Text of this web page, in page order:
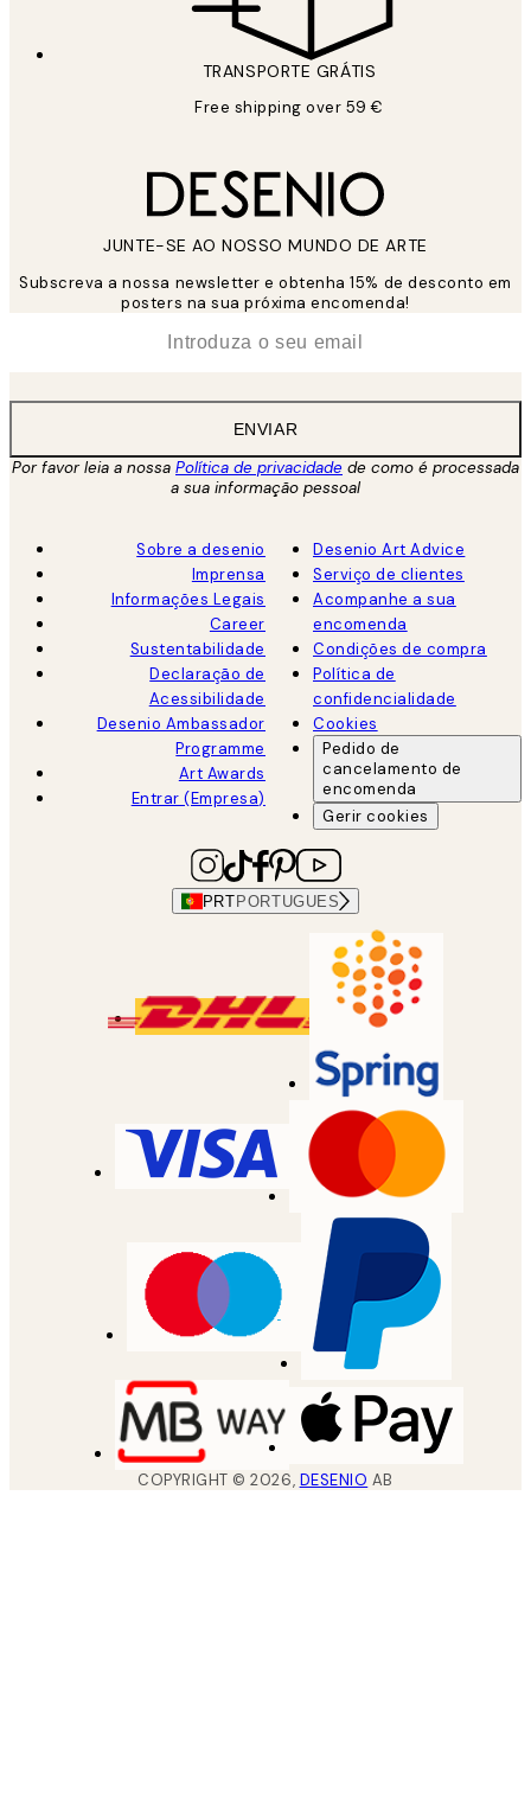
TRANSPORTE GRÁTIS
Free shipping over 59 €
JUNTE-SE AO NOSSO MUNDO DE ARTE
Subscreva a nossa newsletter e obtenha 15% de desconto em
posters na sua próxima encomenda!
ENVIAR
Por favor leia a nossa Política de privacidade de como é processada
a sua informação pessoal
Sobre a desenio
Imprensa
Informações Legais
Career
Sustentabilidade
Declaração de
Acessibilidade
Desenio Ambassador
Programme
Art Awards
Entrar (Empresa)
Desenio Art Advice
Serviço de clientes
Acompanhe a sua
encomenda
Condições de compra
Política de
confidencialidade
Cookies
Pedido de
cancelamento de
encomenda
Gerir cookies
PRT PORTUGUES
COPYRIGHT ©2026, DESENIO AB